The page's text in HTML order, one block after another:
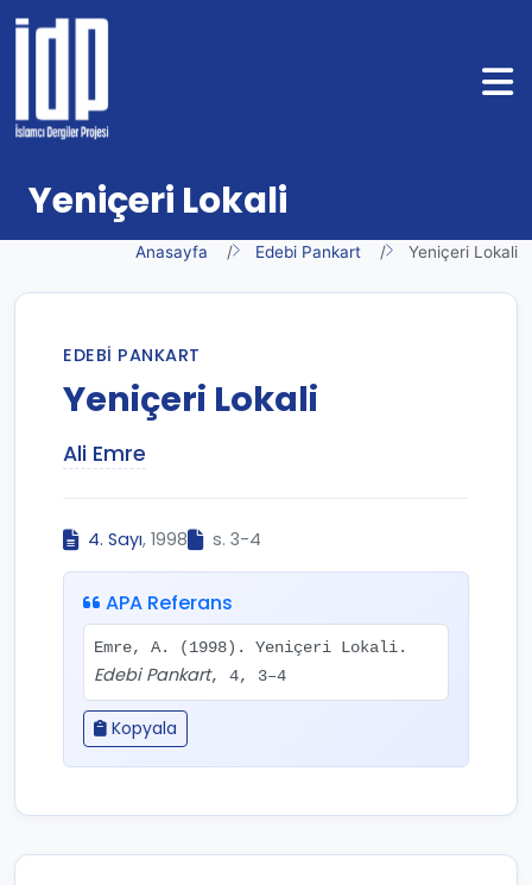
Yeniçeri Lokali
Anasayfa Edebi Pankart Yeniçeri Lokali
EDEBI PANKART
Yeniçeri Lokali
Ali Emre
4. Sayı, 1998 s. 3-4
APA Referans
Emre, A. (1998). Yeniçeri Lokali.
Edebi Pankart, 4, 3–4
Kopyala